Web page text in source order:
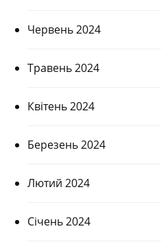
Червень 2024
Травень 2024
Квітень 2024
Березень 2024
Лютий 2024
Січень 2024